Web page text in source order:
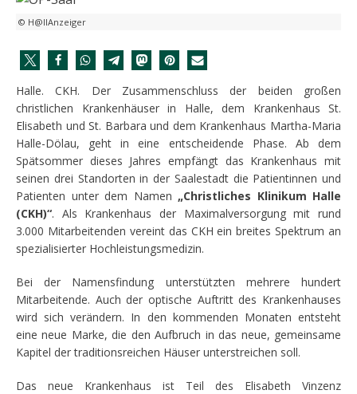
© H@llAnzeiger
Halle. CKH. Der Zusammenschluss der beiden großen
christlichen Krankenhäuser in Halle, dem Krankenhaus St.
Elisabeth und St. Barbara und dem Krankenhaus Martha-Maria
Halle-Dölau, geht in eine entscheidende Phase. Ab dem
Spätsommer dieses Jahres empfängt das Krankenhaus mit
seinen drei Standorten in der Saalestadt die Patientinnen und
Patienten unter dem Namen „Christliches Klinikum Halle
(CKH)“. Als Krankenhaus der Maximalversorgung mit rund
3.000 Mitarbeitenden vereint das CKH ein breites Spektrum an
spezialisierter Hochleistungsmedizin.
Bei der Namensfindung unterstützten mehrere hundert
Mitarbeitende. Auch der optische Auftritt des Krankenhauses
wird sich verändern. In den kommenden Monaten entsteht
eine neue Marke, die den Aufbruch in das neue, gemeinsame
Kapitel der traditionsreichen Häuser unterstreichen soll.
Das neue Krankenhaus ist Teil des Elisabeth Vinzenz